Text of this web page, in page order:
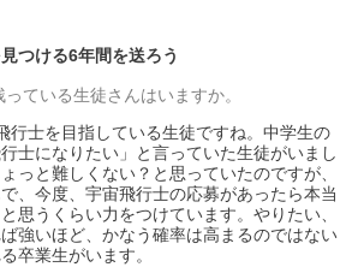
つける6年間を送ろう
ている生徒さんはいますか。
行士を目指している生徒ですね。中学生の
士になりたい」と言っていた生徒がいまし
っと難しくない？と思っていたのですが、
、今度、宇宙飛行士の応募があったら本当
思うくらい力をつけています。やりたい、
強いほど、かなう確率は高まるのではない
卒業生がいます。